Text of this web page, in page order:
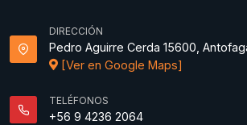
DIRECCIÓN
Pedro Aguirre Cerda 15600,
[Ver en Google Maps]
TELÉFONOS
+56 9 4236 2064